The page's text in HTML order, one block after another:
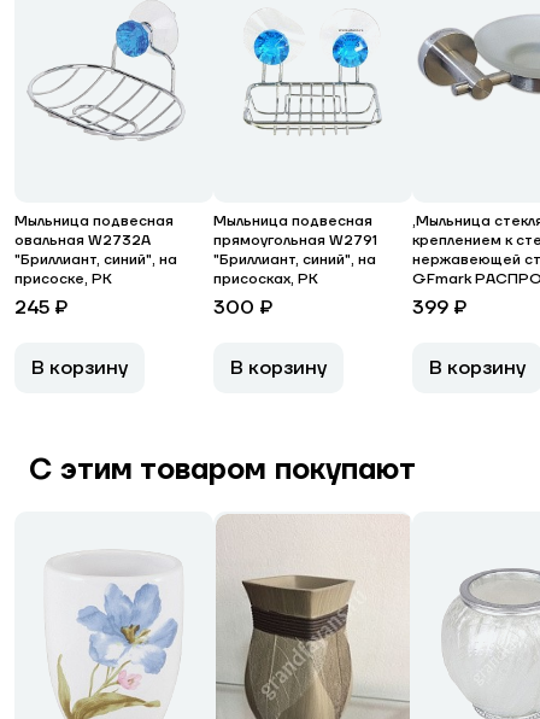
Мыльница подвесная
овальная W2732A
"Бриллиант, синий", на
присоске, РК
245 ₽
В корзину
Мыльница подвесная
прямоугольная W2791
"Бриллиант, синий", на
присосках, РК
300 ₽
В корзину
,Мыльница
креплением к
нержавеющей
GFmark
399 ₽
В корзину
С этим товаром покупают